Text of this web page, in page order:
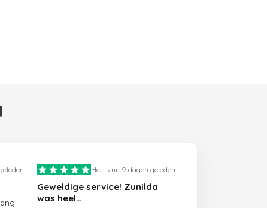
Het is nu 9 dagen geleden
Geweldige service! Zunilda
was heel…